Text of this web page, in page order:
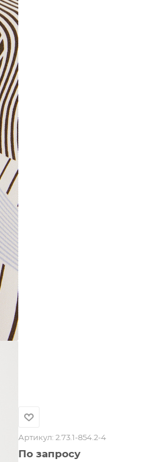
Артикул: 2.73.1-854.2-4
По запросу